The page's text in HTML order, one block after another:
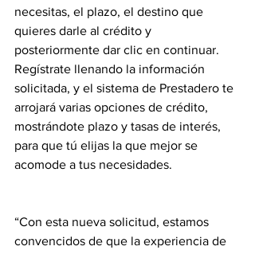
necesitas, el plazo, el destino que
quieres darle al crédito y
posteriormente dar clic en continuar.
Regístrate llenando la información
solicitada, y el sistema de Prestadero te
arrojará varias opciones de crédito,
mostrándote plazo y tasas de interés,
para que tú elijas la que mejor se
acomode a tus necesidades.
“Con esta nueva solicitud, estamos
convencidos de que la experiencia de